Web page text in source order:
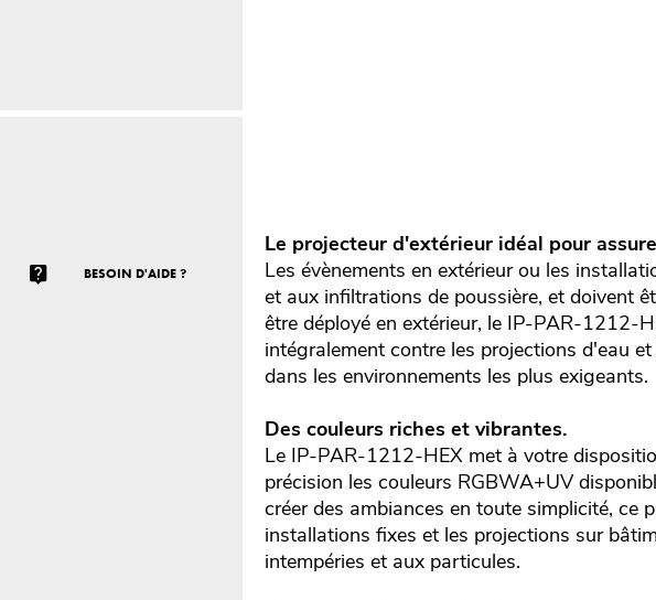
BESOIN D'AIDE ?
Le projecteur d'extérieur idéal pour
Les évènements en extérieur ou les
et aux infiltrations de poussière, et doivent
être déployé en extérieur, le IP-PAR-1212-
intégralement contre les projections d'eau
dans les environnements les plus exigeants.
Des couleurs riches et vibrantes.
Le IP-PAR-1212-HEX met à votre
précision les couleurs RGBWA+UV
créer des ambiances en toute simplicité, ce
installations fixes et les projections sur
intempéries et aux particules.